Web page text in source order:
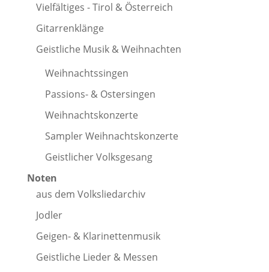
Vielfältiges - Tirol & Österreich
Gitarrenklänge
Geistliche Musik & Weihnachten
Weihnachtssingen
Passions- & Ostersingen
Weihnachtskonzerte
Sampler Weihnachtskonzerte
Geistlicher Volksgesang
Noten
aus dem Volksliedarchiv
Jodler
Geigen- & Klarinettenmusik
Geistliche Lieder & Messen